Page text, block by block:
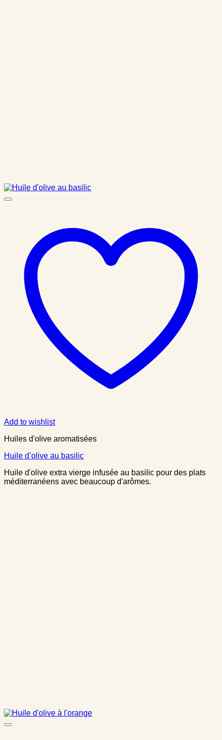
Add to wishlist
Huiles d'olive aromatisées
Huile d’olive au basilic
Huile d'olive extra vierge infusée au basilic pour des plats
méditerranéens avec beaucoup d'arômes.